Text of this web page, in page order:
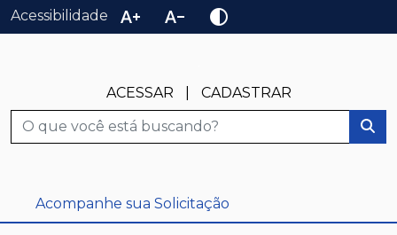
Acessibilidade text_increase text_decrease contrast
ACESSAR
CADASTRAR
Busca
Acompanhe sua Solicitação